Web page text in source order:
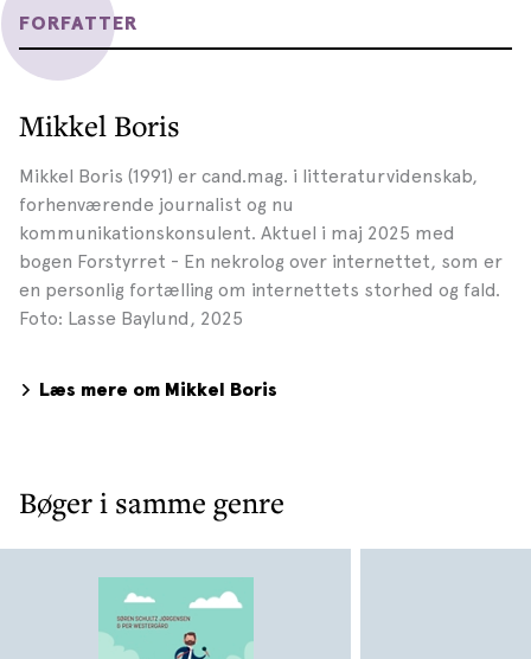
FORFATTER
Mikkel Boris
Mikkel Boris (1991) er cand.mag. i litteraturvidenskab,
forhenværende journalist og nu
kommunikationskonsulent. Aktuel i maj 2025 med
bogen Forstyrret - En nekrolog over internettet, som er
en personlig fortælling om internettets storhed og fald.
Foto: Lasse Baylund, 2025
Læs mere om Mikkel Boris
Bøger i samme genre